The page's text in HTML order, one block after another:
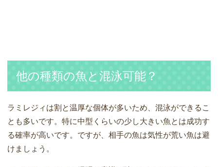
他の種類の魚と混泳可能？
ラミレジィは割と温厚な個体が多いため、混泳ができるこ
とも多いです。特に中型くらいの少し大きい魚とは成功す
る確率が高いです。ですが、相手の魚は気性が荒い魚は避
けましょう。